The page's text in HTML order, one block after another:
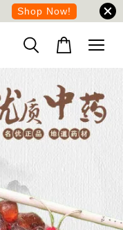
Shop Now!